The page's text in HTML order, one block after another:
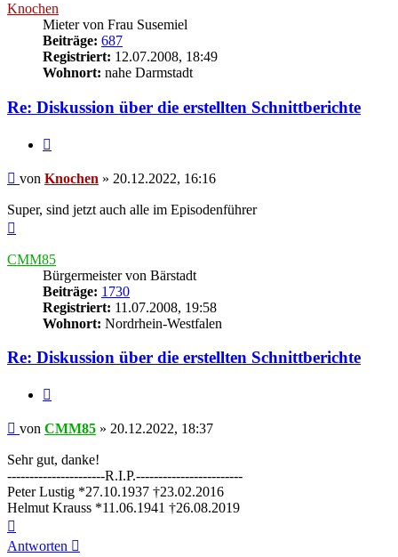
Knochen
Mieter von Frau Susemiel
Beiträge: 687
Registriert: 12.07.2008, 18:49
Wohnort: nahe Darmstadt
Re: Diskussion über die erstellten Schnittberichte
Beitrag
von Knochen » 20.12.2022, 16:16
Super, sind jetzt auch alle im Episodenführer
CMM85
Bürgermeister von Bärstadt
Beiträge: 1730
Registriert: 11.07.2008, 19:58
Wohnort: Nordrhein-Westfalen
Re: Diskussion über die erstellten Schnittberichte
Beitrag
von CMM85 » 20.12.2022, 18:37
Sehr gut, danke!
----------------------R.I.P.------------------------
Peter Lustig *27.10.1937 †23.02.2016
Helmut Krauss *11.06.1941 †26.08.2019
oben
Antworten